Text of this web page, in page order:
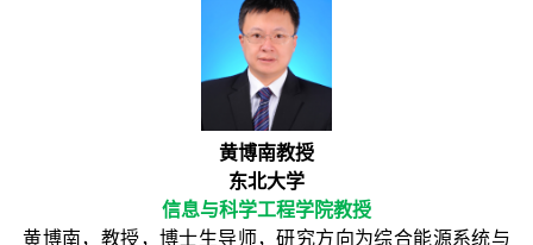
黄博南教授
东北大学
信息与科学工程学院教授
黄博南，教授，博士生导师，研究方向为综合能源系统与